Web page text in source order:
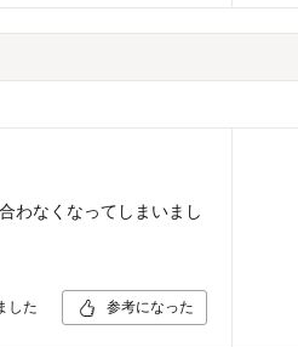
わなくなってしまいまし
した 参考になった